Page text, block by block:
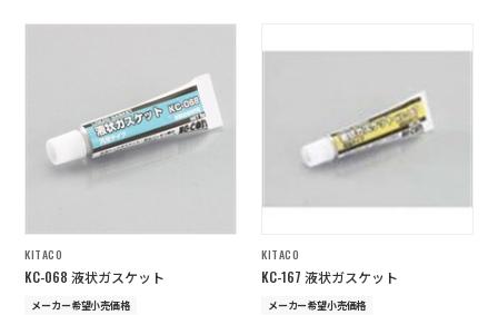
KITACO
KC-068 液状ガスケット
メーカー希望小売価格
KITACO
KC-167 液状ガスケット
メーカー希望小売価格